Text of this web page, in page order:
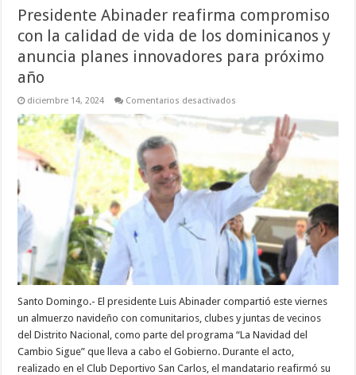
Presidente Abinader reafirma compromiso
con la calidad de vida de los dominicanos y
anuncia planes innovadores para próximo
año
diciembre 14, 2024 Comentarios desactivados
Abinader
reafirma
compromiso
calidad
de
vida
de
los
dominicanos
y
anuncia
planes
innovadores
para
próximo
Santo Domingo.- El presidente Luis Abinader compartió este viernes
un almuerzo navideño con comunitarios, clubes y juntas de vecinos
del Distrito Nacional, como parte del programa “La Navidad del
Cambio Sigue” que lleva a cabo el Gobierno. Durante el acto,
realizado en el Club Deportivo San Carlos, el mandatario reafirmó su